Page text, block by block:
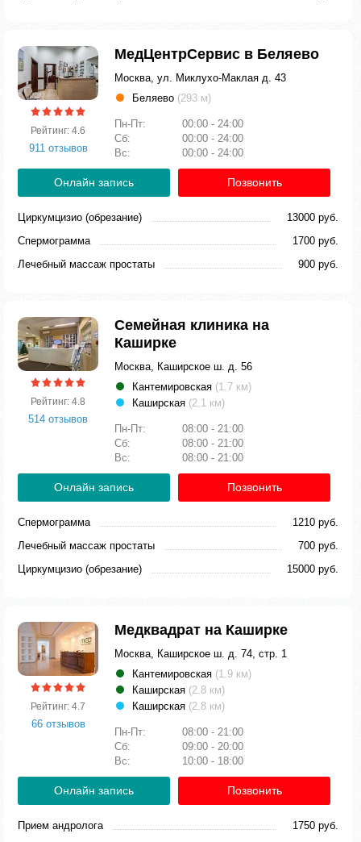
Рейтинг: 4.6
911 отзывов
МедЦентрСервис в Беляево
Москва, ул. Миклухо-Маклая д. 43
Беляево (293 м)
Пн-Пт:
00:00 - 24:00
Сб:
00:00 - 24:00
Вс:
00:00 - 24:00
Онлайн запись Позвонить
Циркумцизио (обрезание)
13000 руб.
Спермограмма
1700 руб.
Лечебный массаж простаты
900 руб.
Рейтинг: 4.8
514 отзывов
Семейная клиника на
Каширке
Москва, Каширское ш. д. 56
Кантемировская (1.7 км)
Каширская (2.1 км)
Пн-Пт:
08:00 - 21:00
Сб:
08:00 - 21:00
Вс:
08:00 - 21:00
Онлайн запись Позвонить
Спермограмма
1210 руб.
Лечебный массаж простаты
700 руб.
Циркумцизио (обрезание)
15000 руб.
Рейтинг: 4.7
66 отзывов
Медквадрат на Каширке
Москва, Каширское ш. д. 74, стр. 1
Кантемировская (1.9 км)
Каширская (2.8 км)
Каширская (2.8 км)
Пн-Пт:
08:00 - 21:00
Сб:
09:00 - 20:00
Вс:
10:00 - 18:00
Онлайн запись Позвонить
Прием андролога
1750 руб.